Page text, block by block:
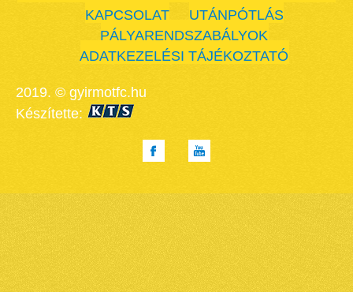
KAPCSOLAT
UTÁNPÓTLÁS
PÁLYARENDSZABÁLYOK
ADATKEZELÉSI TÁJÉKOZTATÓ
2019. © gyirmotfc.hu
Készítette: